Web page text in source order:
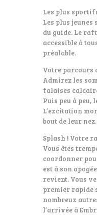
Les plus
Les plus jeunes
du guide. Le
accessible à
préalable.
Votre parcours
Admirez les
falaises
Puis peu à peu,
L’excitation
bout de leur nez.
Splash ! Votre
Vous êtes
coordonner
est à son
revient. Vous
premier rapide
nombreux
l’arrivée à